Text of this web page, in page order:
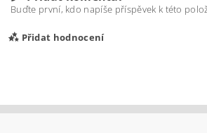
Buďte první, kdo napíše příspěvek k této
Přidat hodnocení